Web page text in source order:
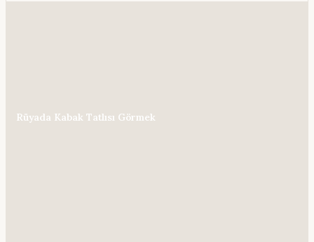
Rüyada Kabak Tatlısı Görmek